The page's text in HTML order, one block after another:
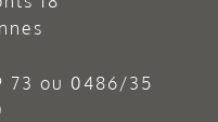
73 ou 0486/35